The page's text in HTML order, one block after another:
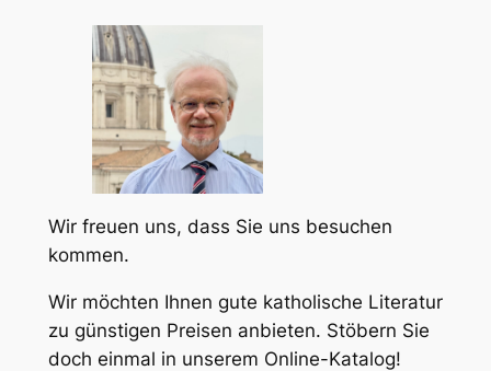
Wir freuen uns, dass Sie uns besuchen
kommen.
Wir möchten Ihnen gute katholische Literatur
zu günstigen Preisen anbieten. Stöbern Sie
doch einmal in unserem Online-Katalog!